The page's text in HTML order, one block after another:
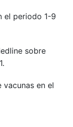
el periodo 1-9
sobre
vacunas en el